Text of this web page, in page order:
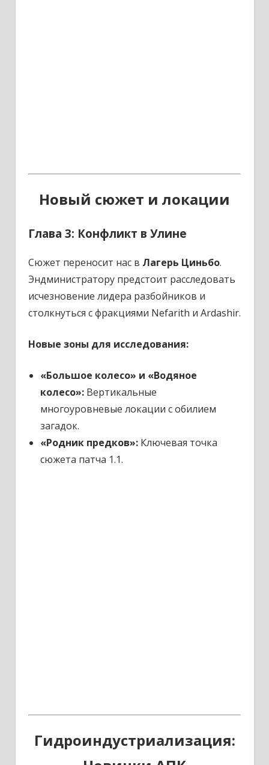
Новый сюжет и локации
Глава 3: Конфликт в Улине
Сюжет переносит нас в Лагерь Циньбо.
Эндминистратору предстоит расследовать
исчезновение лидера разбойников и
столкнуться с фракциями Nefarith и Ardashir.
Новые зоны для исследования:
«Большое колесо» и «Водяное
колесо»:Вертикальные
многоуровневые локации с обилием
загадок.
«Родник предков»:Ключевая точка
сюжета патча 1.1.
Гидроиндустриализация: